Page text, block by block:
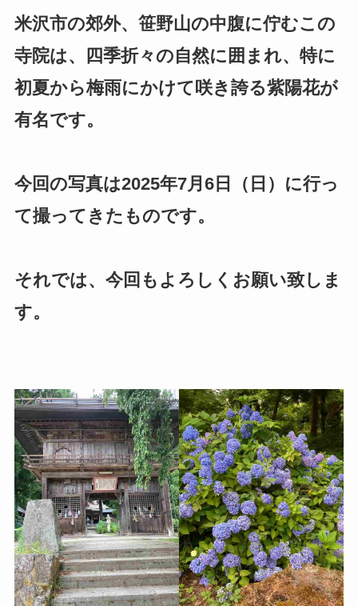
米沢市の郊外、笹野山の中腹に佇むこの
寺院は、四季折々の自然に囲まれ、特に
初夏から梅雨にかけて咲き誇る紫陽花が
有名です。
今回の写真は2025年7月6日（日）に行っ
て撮ってきたものです。
それでは、今回もよろしくお願い致しま
す。